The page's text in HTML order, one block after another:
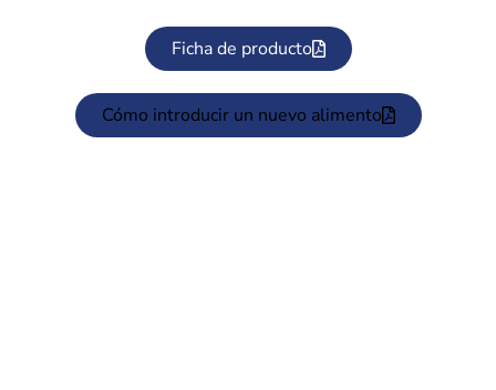
Ficha de producto
Cómo introducir un nuevo alimento